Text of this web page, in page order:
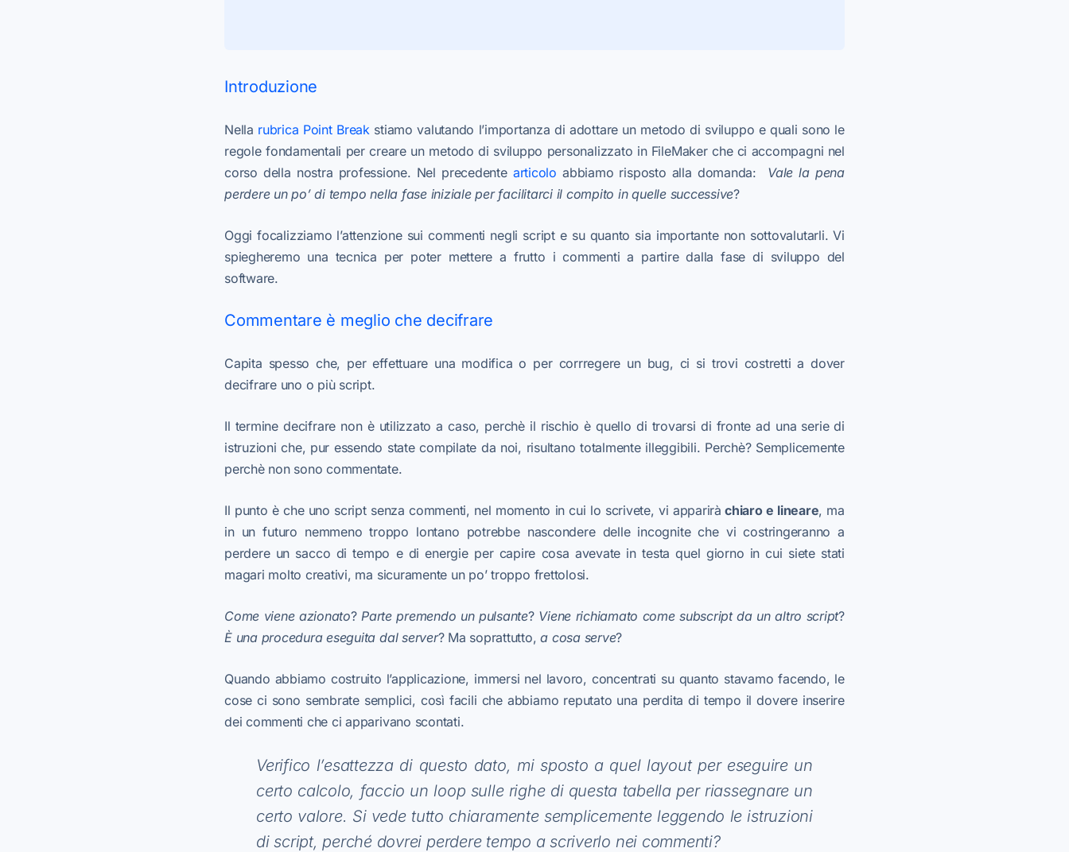
Introduzione
Nella rubrica Point Break stiamo valutando l’importanza di adottare un metodo di sviluppo e quali sono le
regole fondamentali per creare un metodo di sviluppo personalizzato in FileMaker che ci accompagni nel
corso della nostra professione. Nel precedente articolo abbiamo risposto alla domanda: Vale la pena
perdere un po’ di tempo nella fase iniziale per facilitarci il compito in quelle successive?
Oggi focalizziamo l’attenzione sui commenti negli script e su quanto sia importante non sottovalutarli. Vi
spiegheremo una tecnica per poter mettere a frutto i commenti a partire dalla fase di sviluppo del
software.
Commentare è meglio che decifrare
Capita spesso che, per effettuare una modifica o per corrregere un bug, ci si trovi costretti a dover
decifrare uno o più script.
Il termine decifrare non è utilizzato a caso, perchè il rischio è quello di trovarsi di fronte ad una serie di
istruzioni che, pur essendo state compilate da noi, risultano totalmente illeggibili. Perchè? Semplicemente
perchè non sono commentate.
Il punto è che uno script senza commenti, nel momento in cui lo scrivete, vi apparirà chiaro e lineare, ma
in un futuro nemmeno troppo lontano potrebbe nascondere delle incognite che vi costringeranno a
perdere un sacco di tempo e di energie per capire cosa avevate in testa quel giorno in cui siete stati
magari molto creativi, ma sicuramente un po’ troppo frettolosi.
Come viene azionato? Parte premendo un pulsante? Viene richiamato come subscript da un altro script?
È una procedura eseguita dal server? Ma soprattutto,a cosa serve?
Quando abbiamo costruito l’applicazione, immersi nel lavoro, concentrati su quanto stavamo facendo, le
cose ci sono sembrate semplici, così facili che abbiamo reputato una perdita di tempo il dovere inserire
dei commenti che ci apparivano scontati.
Verifico l’esattezza di questo dato, mi sposto a quel layout per eseguire un
certo calcolo, faccio un loop sulle righe di questa tabella per riassegnare un
certo valore. Si vede tutto chiaramente semplicemente leggendo le istruzioni
di script, perché dovrei perdere tempo a scriverlo nei commenti?